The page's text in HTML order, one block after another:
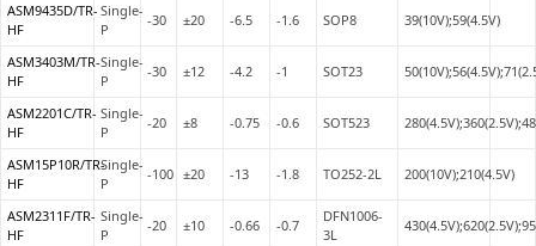
ASM9435D/TR-
HF
Single-
P
-30 ±20 -6.5 -1.6 SOP8 39(10V);59(4.5V)
ASM3403M/TR-
HF
Single-
P
-30 ±12 -4.2 -1 SOT23
ASM2201C/TR-
HF
Single-
P
-20 ±8 -0.75 -0.6 SOT523
ASM15P10R/TR-
HF
Single-
P
-100 ±20 -13 -1.8 TO252-2L 200(10V);210(4.5V)
ASM2311F/TR-
HF
Single-
P
-20 ±10 -0.66 -0.7
DFN1006-
3L